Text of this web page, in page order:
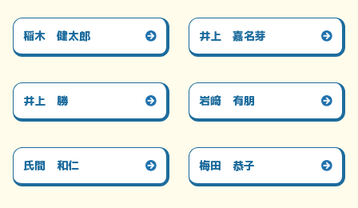
稲木 健太郎 井上 嘉名芽
井上 勝 岩﨑 有朋
氏間 和仁 梅田 恭子